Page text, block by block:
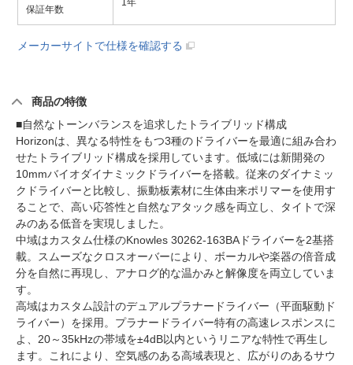
保証年数
1年
メーカーサイトで仕様を確認する
商品の特徴
■自然なトーンバランスを追求したトライブリッド構成
Horizonは、異なる特性をもつ3種のドライバーを最適に組み合わ
せたトライブリッド構成を採用しています。低域には新開発の
10mmバイオダイナミックドライバーを搭載。従来のダイナミッ
クドライバーと比較し、振動板素材に生体由来ポリマーを使用す
ることで、高い応答性と自然なアタック感を両立し、タイトで深
みのある低音を実現しました。
中域はカスタム仕様のKnowles 30262-163BAドライバーを2基搭
載。スムーズなクロスオーバーにより、ボーカルや楽器の倍音成
分を自然に再現し、アナログ的な温かみと解像度を両立していま
す。
高域はカスタム設計のデュアルプラナードライバー（平面駆動ド
ライバー）を採用。プラナードライバー特有の高速レスポンスに
よ、20～35kHzの帯域を±4dB以内というリニアな特性で再生し
ます。これにより、空気感のある高域表現と、広がりのあるサウ